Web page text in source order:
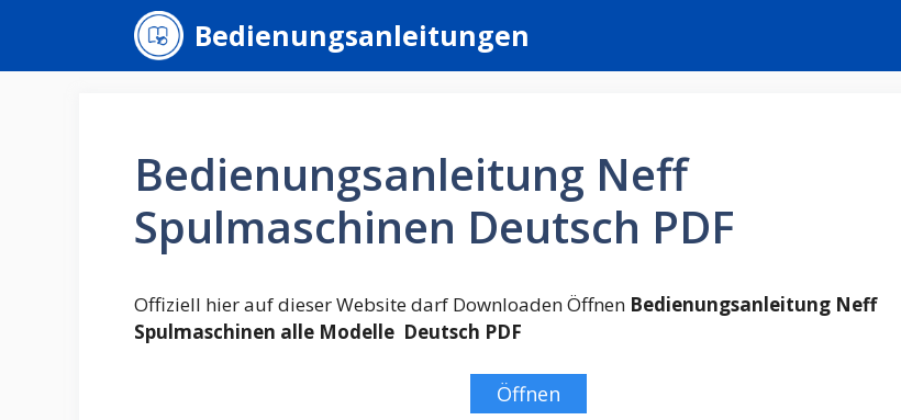
springen
Bedienungsanleitungen
Bedienungsanleitung Neff
Spulmaschinen Deutsch PDF
Offiziell hier auf dieser Website darf Downloaden Öffnen Bedienungsanleitung Neff
Spulmaschinen alle Modelle Deutsch PDF
Öffnen